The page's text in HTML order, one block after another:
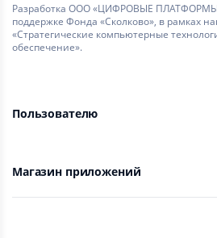
Разработка ООО «ЦИФРОВЫЕ
поддержке Фонда «Сколково», в рамках
«Стратегические компьютерные
обеспечение».
Пользователю
Магазин приложений